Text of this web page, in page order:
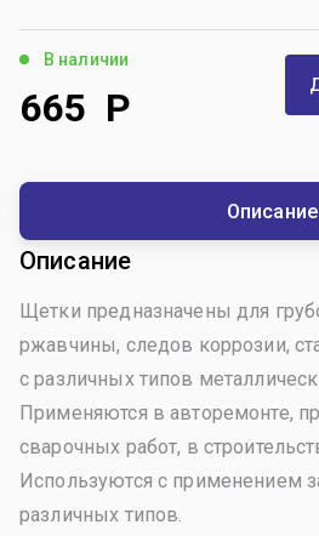
В наличии
665 Р
Описание
Описание
Щетки предназначены для
ржавчины, следов коррозии,
с различных типов
Применяются в авторемонте,
сварочных работ, в
Используются с применением
различных типов.